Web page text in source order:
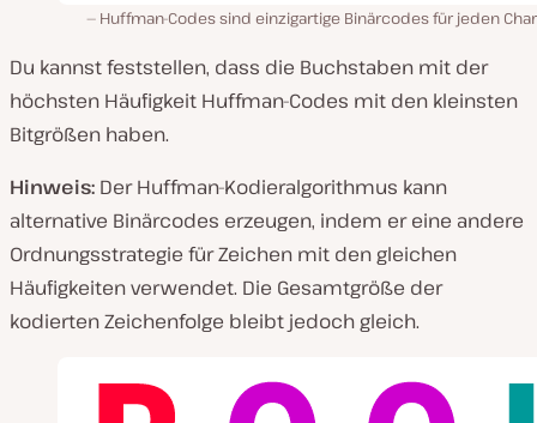
Huffman-Codes sind einzigartige Binärcodes für jeden
Du kannst feststellen, dass die Buchstaben mit der
höchsten Häufigkeit Huffman-Codes mit den kleinsten
Bitgrößen haben.
Hinweis: Der Huffman-Kodieralgorithmus kann
alternative Binärcodes erzeugen, indem er eine andere
Ordnungsstrategie für Zeichen mit den gleichen
Häufigkeiten verwendet. Die Gesamtgröße der
kodierten Zeichenfolge bleibt jedoch gleich.